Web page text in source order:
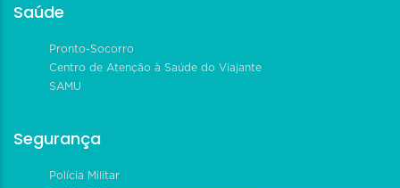
Saúde
Pronto-Socorro
Centro de Atenção à Saúde do Viajante
SAMU
Segurança
Polícia Militar